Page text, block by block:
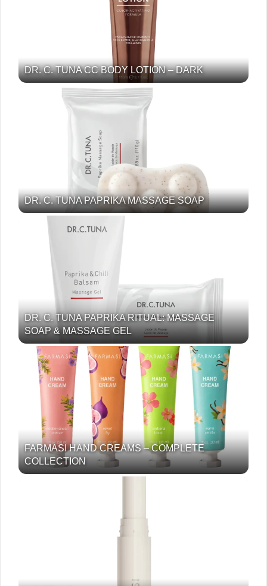
DR. C. TUNA CC BODY LOTION – DARK
DR. C. TUNA PAPRIKA MASSAGE SOAP
DR. C. TUNA PAPRIKA RITUAL: MASSAGE
SOAP & MASSAGE GEL
FARMASI HAND CREAMS – COMPLETE
COLLECTION